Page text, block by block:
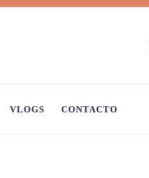
VLOGS CONTACTO